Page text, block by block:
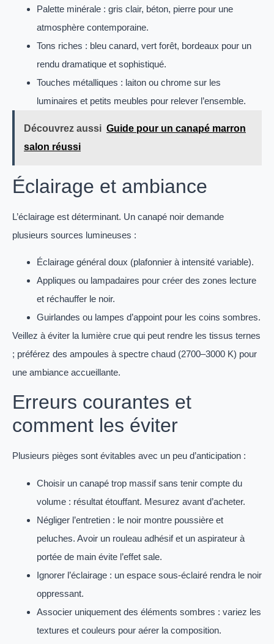
Palette minérale : gris clair, béton, pierre pour une
atmosphère contemporaine.
Tons riches : bleu canard, vert forêt, bordeaux pour un
rendu dramatique et sophistiqué.
Touches métalliques : laiton ou chrome sur les
luminaires et petits meubles pour relever l’ensemble.
Découvrez aussi Guide pour un canapé marron
salon réussi
Éclairage et ambiance
L’éclairage est déterminant. Un canapé noir demande
plusieurs sources lumineuses :
Éclairage général doux (plafonnier à intensité variable).
Appliques ou lampadaires pour créer des zones lecture
et réchauffer le noir.
Guirlandes ou lampes d’appoint pour les coins sombres.
Veillez à éviter la lumière crue qui peut rendre les tissus ternes
; préférez des ampoules à spectre chaud (2700–3000 K) pour
une ambiance accueillante.
Erreurs courantes et
comment les éviter
Plusieurs pièges sont évitables avec un peu d’anticipation :
Choisir un canapé trop massif sans tenir compte du
volume : résultat étouffant. Mesurez avant d’acheter.
Négliger l’entretien : le noir montre poussière et
peluches. Avoir un rouleau adhésif et un aspirateur à
portée de main évite l’effet sale.
Ignorer l’éclairage : un espace sous-éclairé rendra le noir
oppressant.
Associer uniquement des éléments sombres : variez les
textures et couleurs pour aérer la composition.